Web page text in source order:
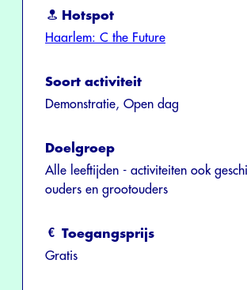
Hotspot
Haarlem: C the Future
Soort activiteit
Demonstratie, Open dag
Doelgroep
Alle leeftijden - activiteiten ook
ouders en grootouders
Toegangsprijs
Gratis